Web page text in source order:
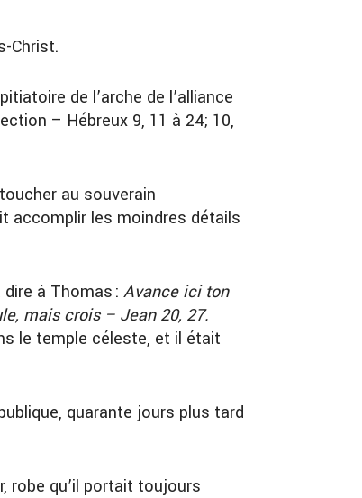
Christ.
de l’arche de l’alliance
– Hébreux 9, 11 à 24; 10,
au souverain
accomplir les moindres détails
à Thomas : Avance ici ton
mais crois – Jean 20, 27.
le temple céleste, et il était
quarante jours plus tard
robe qu’il portait toujours